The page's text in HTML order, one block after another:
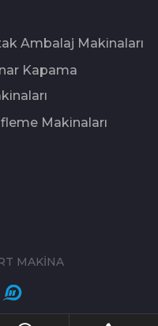
Ambalaj Makinaları
Kapama
Makinaları
MAKİNA